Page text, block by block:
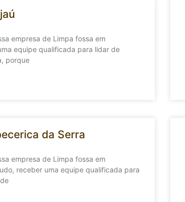
empresa de Limpa fossa em
equipe qualificada para lidar de
porque
da Serra
empresa de Limpa fossa em
receber uma equipe qualificada para